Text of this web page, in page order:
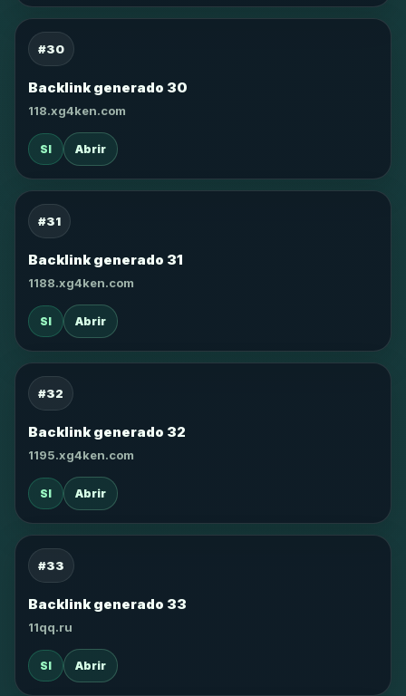
#30
Backlink generado 30
118.xg4ken.com
SI Abrir
#31
Backlink generado 31
1188.xg4ken.com
SI Abrir
#32
Backlink generado 32
1195.xg4ken.com
SI Abrir
#33
Backlink generado 33
11qq.ru
SI Abrir